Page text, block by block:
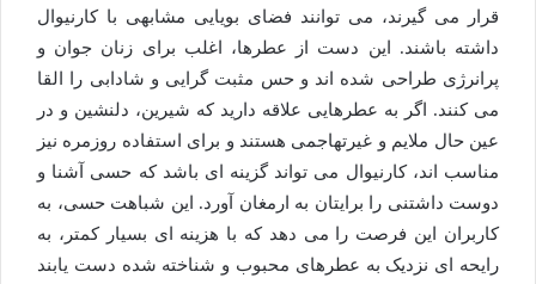
قرار می گیرند، می توانند فضای بویایی مشابهی با کارنیوال
داشته باشند. این دست از عطرها، اغلب برای زنان جوان و
پرانرژی طراحی شده اند و حس مثبت گرایی و شادابی را القا
می کنند. اگر به عطرهایی علاقه دارید که شیرین، دلنشین و در
عین حال ملایم و غیرتهاجمی هستند و برای استفاده روزمره نیز
مناسب اند، کارنیوال می تواند گزینه ای باشد که حسی آشنا و
دوست داشتنی را برایتان به ارمغان آورد. این شباهت حسی، به
کاربران این فرصت را می دهد که با هزینه ای بسیار کمتر، به
رایحه ای نزدیک به عطرهای محبوب و شناخته شده دست یابند